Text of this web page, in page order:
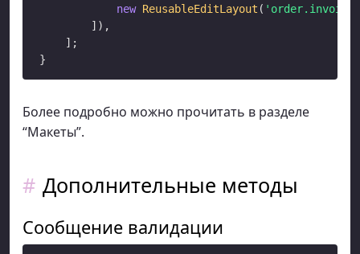
new ReusableEditLayout (
        ]),
    ];
Более подробно можно прочитать в разделе
“Макеты”.
Дополнительные методы
Сообщение валидации